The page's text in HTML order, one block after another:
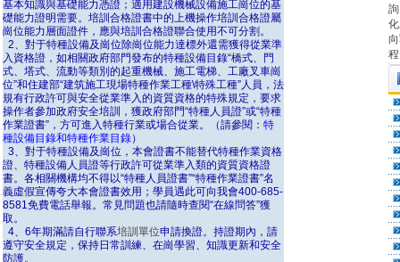
基本知識與基礎能力憑證；適用建設機械設備施工崗位的基
礎能力證明需要。培訓合格證書中的上機操作培訓合格證屬
崗位能力層面證件，應與培訓合格證聯合使用不可分割。
2、對于特種設備及崗位除崗位能力達標外還需獲得從業準
入資格證，如相關政府部門發布的特種設備目錄“橋式、門
式、塔式、流動等類別的起重機械、施工電梯、工廠叉車崗
位”和住建部“建筑施工現場特種作業工種\特殊工種”人員，法
規有行政許可與安全從業準入的資質資格的特殊規定，要求
操作者參加政府安全培訓，獲政府部門“特種人員證”或“特種
作業證書”，方可進入特種行業或場合從業。（請參閱： 特
種設備目錄和特種作業目錄）
3、對于特種設備及崗位，本會證書不能替代特種作業資格
證、特種設備人員證等行政許可從業準入類的資質資格證
書。各相關機構均不得以“特種人員證書”“特種作業證書”名
義虛假宣傳夸大本會證書效用；學員遇此可向我會400-685-
8581免費電話舉報。常見問題也請隨時查閱“在線問答”獲
取。
4、6年期滿請自行聯系培訓單位申請換證。持證期內，請
遵守安全規定，保持日常訓練、在崗學習、知識更新和安全
防護。
化